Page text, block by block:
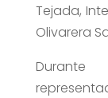
Tejada,
Olivarera